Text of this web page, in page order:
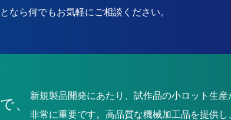
なら何でもお気軽にご相談ください。
、
新規製品開発にあたり、試作品の小ロット生
非常に重要です。高品質な機械加工品を提供し